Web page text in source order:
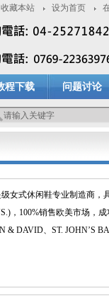
收藏本站 设为首页
程下载 问题讨论
女式休闲鞋专业制造商，
，100%销售欧美市场，
& DAVID、ST. JOHN’S